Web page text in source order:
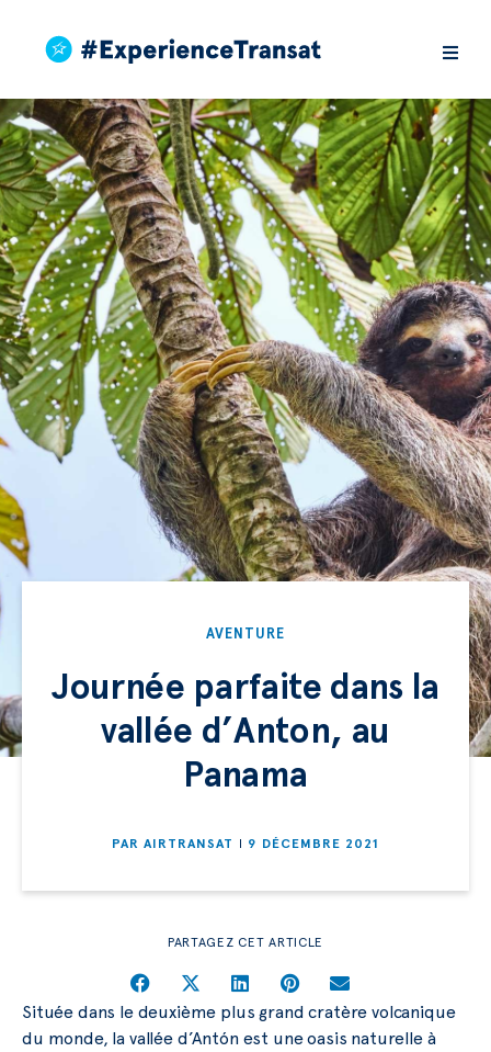
AVENTURE
Journée parfaite dans la
vallée d’Anton, au
Panama
PAR AIRTRANSAT 9 DÉCEMBRE 2021
PARTAGEZ CET ARTICLE
Située dans le deuxième plus grand cratère volcanique
du monde, la vallée d’Antón est une oasis naturelle à